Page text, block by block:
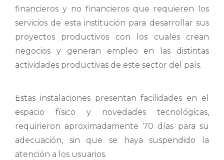
financieros y no financieros que requieren los
servicios de esta institución para desarrollar sus
proyectos productivos con los cuales crean
negocios y generan empleo en las distintas
actividades productivas de este sector del país.
Estas instalaciones presentan facilidades en el
espacio físico y novedades tecnológicas,
requirieron aproximadamente 70 días para su
adecuación, sin que se haya suspendido la
atención a los usuarios.